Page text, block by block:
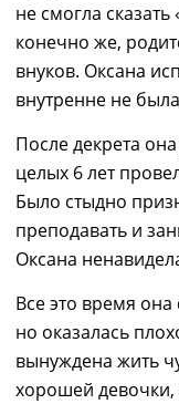
не смогла сказать
конечно же,
внуков. Оксана
внутренне не
После декрета она
целых 6 лет п
Было стыдно
преподавать и
Оксана
Все это время
но оказалась
вынуждена жить
хорошей девочки,